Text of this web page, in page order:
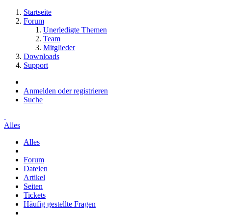
Startseite
Forum
Unerledigte Themen
Team
Mitglieder
Downloads
Support
Anmelden oder registrieren
Suche
Alles
Alles
Forum
Dateien
Artikel
Seiten
Tickets
Häufig gestellte Fragen